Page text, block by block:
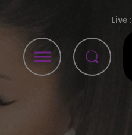
Live :